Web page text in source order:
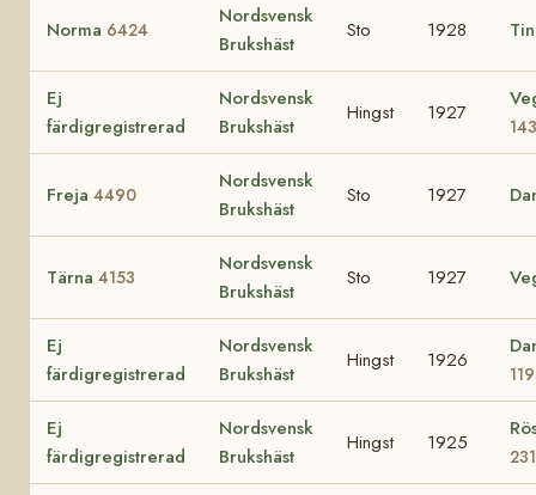
Norma 6424
Nordsvensk
Brukshäst
Sto 1928
Ej
färdigregistrerad
Nordsvensk
Brukshäst
Hingst 1927
Freja 4490
Nordsvensk
Brukshäst
Sto 1927
Tärna 4153
Nordsvensk
Brukshäst
Sto 1927
Ej
färdigregistrerad
Nordsvensk
Brukshäst
Hingst 1926
Ej
färdigregistrerad
Nordsvensk
Brukshäst
Hingst 1925